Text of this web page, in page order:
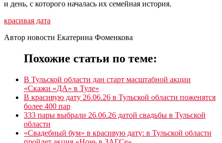
и день, с которого началась их семейная история.
красивая дата
Автор новости Екатерина Фоменкова
Похожие статьи по теме:
В Тульской области дан старт масштабной акции
«Скажи «ДА» в Туле»
В красивую дату 26.06.26 в Тульской области поженятся
более 400 пар
333 пары выбрали 26.06.26 датой свадьбы в Тульской
области
«Свадебный бум» в красивую дату: в Тульской области